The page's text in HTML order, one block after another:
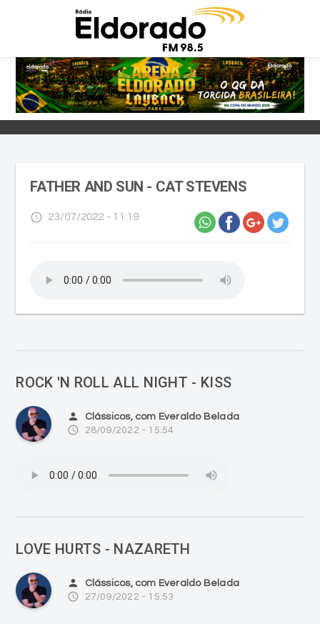
FATHER AND SUN - CAT STEVENS
access_time 23/07/2022 - 11:19
ROCK 'N ROLL ALL NIGHT - KISS
person Clássicos, com Everaldo Belada
access_time 28/09/2022 - 15:54
LOVE HURTS - NAZARETH
person Clássicos, com Everaldo Belada
access_time 27/09/2022 - 15:53